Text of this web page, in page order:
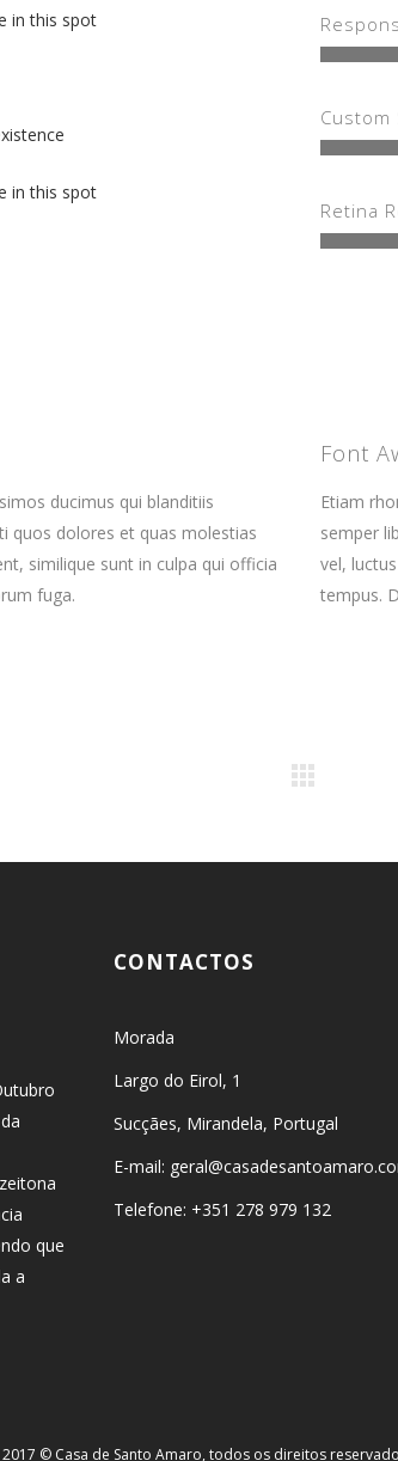
in this spot
in this spot
Custom
Retina
ducimus qui blanditiis
quos dolores et quas molestias
similique sunt in culpa qui officia
fuga.
Font
Etiam
semper
vel,
tempus.
que
a
CONTACTOS
Morada
Largo do Eirol, 1
Sucçães, Mirandela, Portugal
E-mail:
Telefone: +351 278 979 132
2017 © Casa de Santo Amaro, todos os direitos